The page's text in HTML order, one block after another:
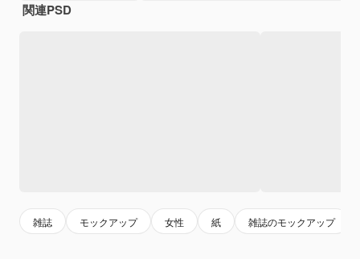
関連PSD
雑誌 モックアップ 女性 紙 雑誌のモックアップ